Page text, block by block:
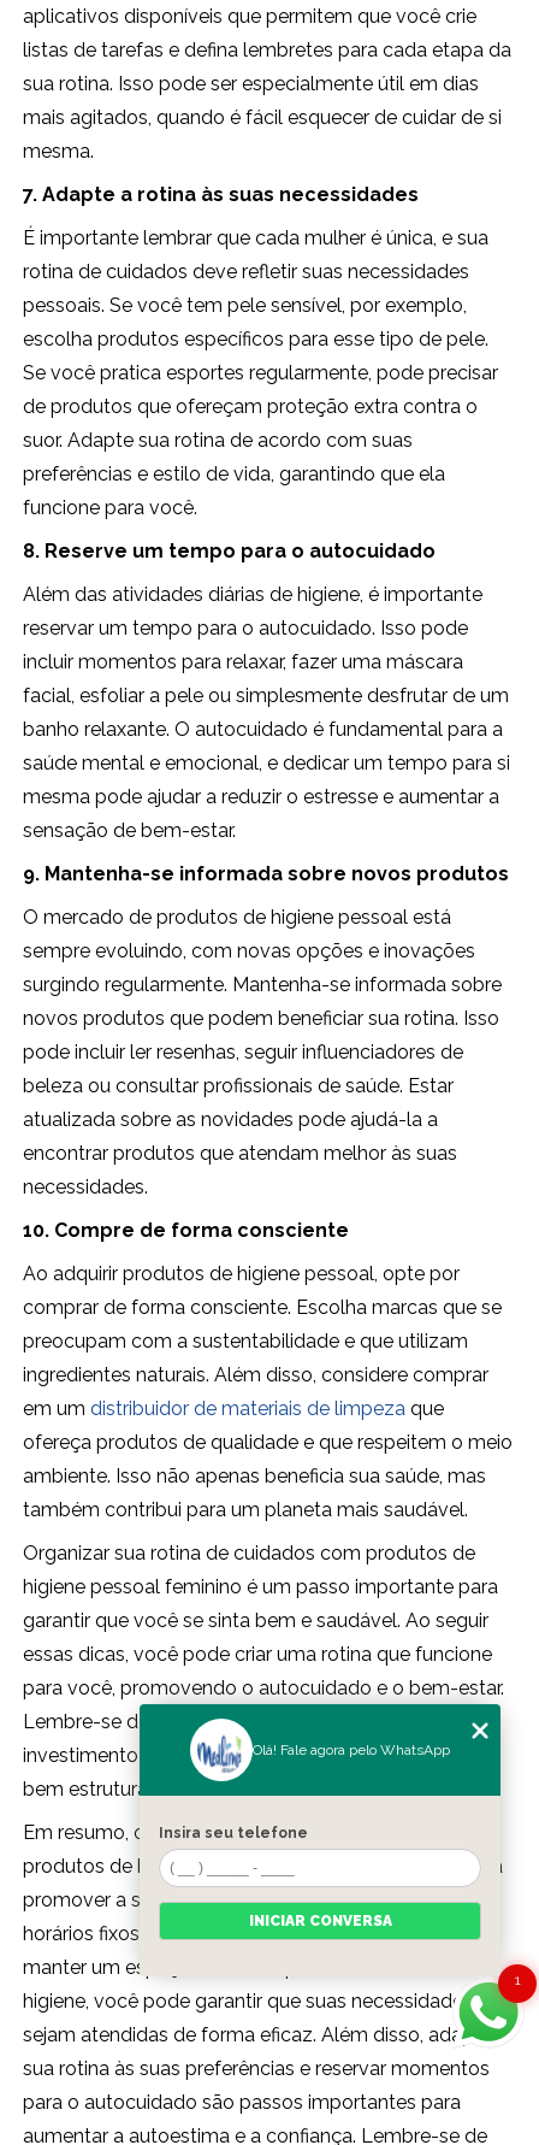
aplicativos disponíveis que permitem que você crie
listas de tarefas e defina lembretes para cada etapa da
sua rotina. Isso pode ser especialmente útil em dias
mais agitados, quando é fácil esquecer de cuidar de si
mesma.
7. Adapte a rotina às suas necessidades
É importante lembrar que cada mulher é única, e sua
rotina de cuidados deve refletir suas necessidades
pessoais. Se você tem pele sensível, por exemplo,
escolha produtos específicos para esse tipo de pele.
Se você pratica esportes regularmente, pode precisar
de produtos que ofereçam proteção extra contra o
suor. Adapte sua rotina de acordo com suas
preferências e estilo de vida, garantindo que ela
funcione para você.
8. Reserve um tempo para o autocuidado
Além das atividades diárias de higiene, é importante
reservar um tempo para o autocuidado. Isso pode
incluir momentos para relaxar, fazer uma máscara
facial, esfoliar a pele ou simplesmente desfrutar de um
banho relaxante. O autocuidado é fundamental para a
saúde mental e emocional, e dedicar um tempo para si
mesma pode ajudar a reduzir o estresse e aumentar a
sensação de bem-estar.
9. Mantenha-se informada sobre novos produtos
O mercado de produtos de higiene pessoal está
sempre evoluindo, com novas opções e inovações
surgindo regularmente. Mantenha-se informada sobre
novos produtos que podem beneficiar sua rotina. Isso
pode incluir ler resenhas, seguir influenciadores de
beleza ou consultar profissionais de saúde. Estar
atualizada sobre as novidades pode ajudá-la a
encontrar produtos que atendam melhor às suas
necessidades.
10. Compre de forma consciente
Ao adquirir produtos de higiene pessoal, opte por
comprar de forma consciente. Escolha marcas que se
preocupam com a sustentabilidade e que utilizam
ingredientes naturais. Além disso, considere comprar
em umdistribuidor de materiais de limpeza que
ofereça produtos de qualidade e que respeitem o meio
ambiente. Isso não apenas beneficia sua saúde, mas
também contribui para um planeta mais saudável.
Organizar sua rotina de cuidados com produtos de
higiene pessoal feminino é um passo importante para
garantir que você se sinta bem e saudável. Ao seguir
essas dicas, você pode criar uma rotina que funcione
para você, promovendo o autocuidado e o bem-estar.
Lembre-se de que cuidar de si mesma é um
investimento em sua saúde e felicidade, e uma rotina
bem estruturada pode fazer toda a diferença.
Em resumo, organizar sua rotina de cuidados com
produtos de higiene pessoal feminino é essencial para
promover a saúde e o bem-estar. Ao estabelecer
horários fixos, criar uma lista de produtos essenciais e
manter um espaço dedicado para seus itens de
higiene, você pode garantir que suas necessidades
sejam atendidas de forma eficaz. Além disso, adaptar
sua rotina às suas preferências e reservar momentos
para o autocuidado são passos importantes para
aumentar a autoestima e a confiança. Lembre-se de
1
Olá! Fale agora pelo WhatsApp
Insira seu telefone
INICIAR CONVERSA